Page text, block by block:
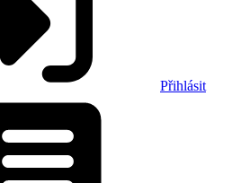
Přihlásit